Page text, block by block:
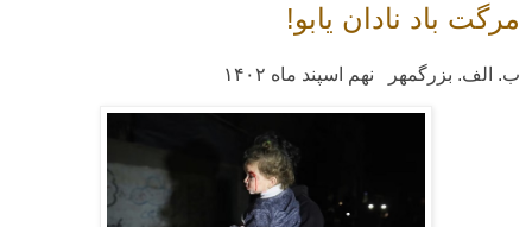
مرگت باد نادان یابو!
ب. الف. بزرگمهر نهم اسپند ماه ۱۴۰۲